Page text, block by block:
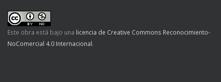
Este obra está bajo una licencia de Creative Commons Reconocimiento-
NoComercial 4.0 Internacional.